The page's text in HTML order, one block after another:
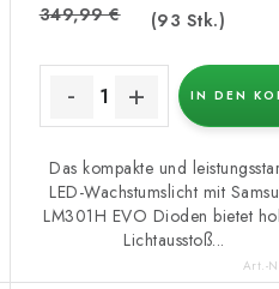
(93 Stk.)
349,99 €
IN DEN
Das kompakte und
LED-Wachstumslicht mit
LM301H EVO Dioden bietet
Lichtausstoß...
Art.-